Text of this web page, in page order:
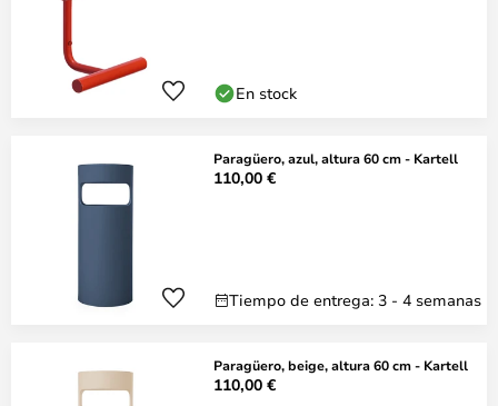
En stock
Paragüero, azul, altura 60 cm - Kartell
110,00 €
Tiempo de entrega: 3 - 4 semanas
Paragüero, beige, altura 60 cm - Kartell
110,00 €